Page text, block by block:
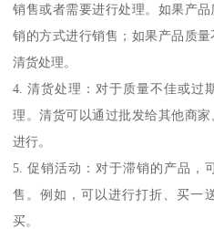
销售或者需要进行处理。如果产
销的方式进行销售；如果产品质
清货处理。
4. 清货处理：对于质量不佳或过
理。清货可以通过批发给其他商
进行。
5. 促销活动：对于滞销的产品，
售。例如，可以进行打折、买一
买。